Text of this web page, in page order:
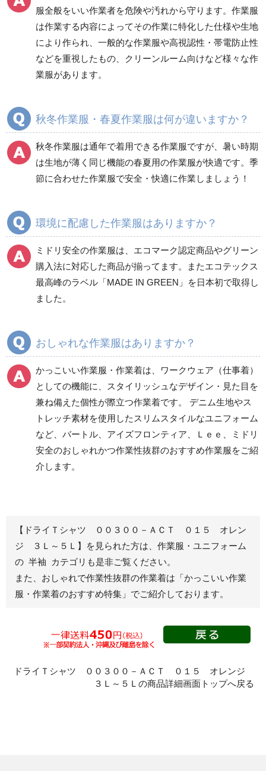
防災グッズ（防災セット） 救急医療品
健康管理器具 季節商品 ウイルス対策用品
商品カテゴリ一覧
秋冬長袖
食品産業用長袖
食品産業用半袖
秋冬長袖
ワークパンツ
春夏ワークパンツ作業
ズボン
秋冬ワークパンツ作業
ズボン
ツ
クリーンウェアワーク
パンツ
カーゴパンツ
春夏カーゴパンツ作業
ズボン
ズボン
レディース作業着
ブルゾン
ジャンパー
秋冬長袖
春夏半袖
スモック
秋冬長袖
クリーンウェ
シャツ
服全般をいい作業者を危険や汚れから守ります。作業服
は作業する内容によってその作業に特化した仕様や生地
により作られ、一般的な作業服や高視認性・帯電防止性
などを重視したもの、クリーンルーム向けなど様々な作
業服があります。
秋冬作業服・春夏作業服は何が違いますか？
秋冬作業服は通年で着用できる作業服ですが、暑い時期
は生地が薄く同じ機能の春夏用の作業服が快適です。季
節に合わせた作業服で安全・快適に作業しましょう！
環境に配慮した作業服はありますか？
ミドリ安全の作業服は、エコマーク認定商品やグリーン
購入法に対応した商品が揃ってます。またエコテックス
最高峰のラベル「MADE IN GREEN」を日本初で取得し
ました。
おしゃれな作業服はありますか？
かっこいい作業服・作業着は、ワークウェア（仕事着）
としての機能に、スタイリッシュなデザイン・見た目を
兼ね備えた個性が際立つ作業着です。 デニム生地やス
トレッチ素材を使用したスリムスタイルなユニフォーム
など、バートル、アイズフロンティア、Ｌｅｅ、ミドリ
安全のおしゃれかつ作業性抜群のおすすめ作業服をご紹
介します。
【ドライＴシャツ ００３００－ＡＣＴ ０１５ オレン
ジ ３Ｌ～５Ｌ】を見られた方は、作業服・ユニフォーム
の 半袖 カテゴリも是非ご覧ください。
また、おしゃれで作業性抜群の作業着は 「かっこいい作業
服・作業着のおすすめ特集」 でご紹介しております。
ドライＴシャツ ００３００－ＡＣＴ ０１５ オレンジ
３Ｌ～５Ｌの商品詳細画面トップへ戻る